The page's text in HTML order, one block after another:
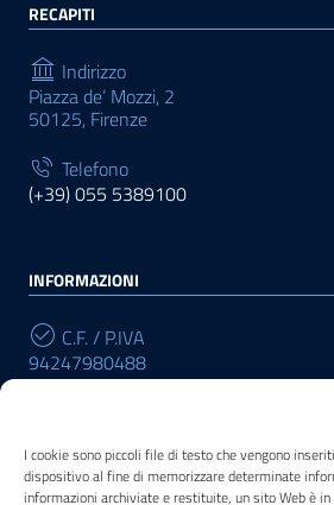
I cookie sono piccoli file di testo che vengono
dispositivo al fine di memorizzare determinate
informazioni archiviate e restituite, un sito Web è in
RECAPITI
Indirizzo
Piazza de’ Mozzi, 2
50125, Firenze
Telefono
(+39) 055 5389100
INFORMAZIONI
C.F. / P.IVA
94247980488